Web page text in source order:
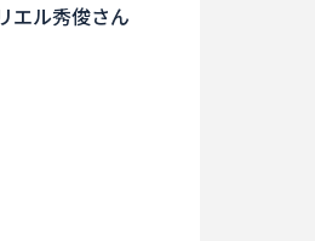
エル秀俊さん